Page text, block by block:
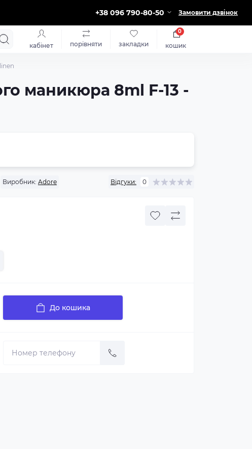
+38 096 790-80-50 Замовити дзвінок
кабінет порівняти закладки кошик
0
маникюра 8ml F-13 -
Виробник: Adore Відгуки: 0
До кошика